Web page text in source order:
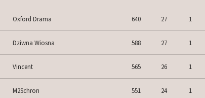
Oxford Drama 640 27 1
Dziwna Wiosna 588 27 1
Vincent 565 26 1
M2Schron 551 24 1